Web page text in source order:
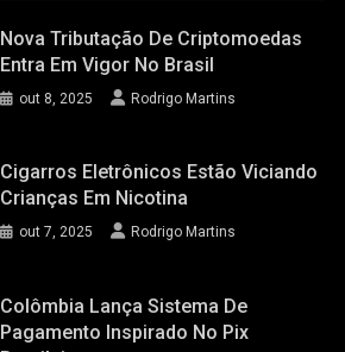
Nova Tributação De Criptomoedas
Entra Em Vigor No Brasil
out 8, 2025 Rodrigo Martins
Cigarros Eletrônicos Estão Viciando
Crianças Em Nicotina
out 7, 2025 Rodrigo Martins
Colômbia Lança Sistema De
Pagamento Inspirado No Pix